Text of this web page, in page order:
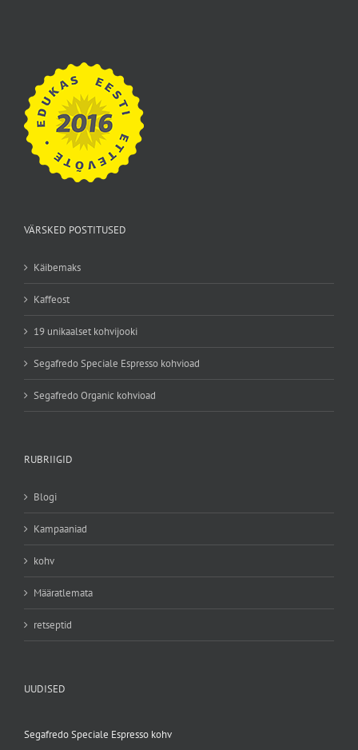
VÄRSKED POSTITUSED
Käibemaks
Kaffeost
19 unikaalset kohvijooki
Segafredo Speciale Espresso kohvioad
Segafredo Organic kohvioad
RUBRIIGID
Blogi
Kampaaniad
kohv
Määratlemata
retseptid
UUDISED
Segafredo Speciale Espresso kohv